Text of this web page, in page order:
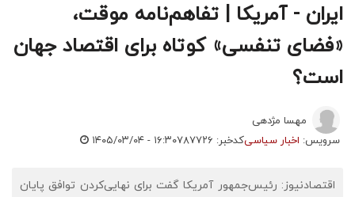
ایران - آمریکا | تفاهم‌نامه موقت،
«فضای تنفسی» کوتاه برای اقتصاد جهان
است؟
مهسا مژدهی
سرویس: اخبار سیاسیکدخبر: ۷۸۷۷۲۶ ۱۴۰۵/۰۳/۰۴ - ۱۶:۳۰
اقتصادنیوز: رئیس‌جمهور آمریکا گفت برای نهایی‌کردن توافق پایان